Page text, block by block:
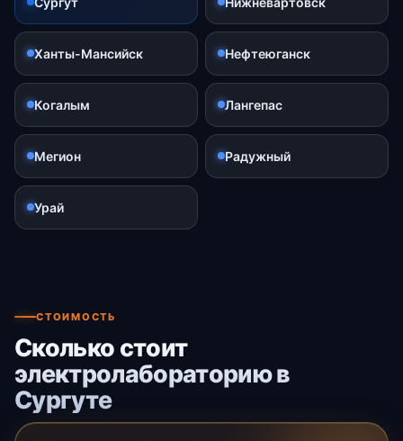
Ханты-Мансийск Нефтеюганск
Когалым Лангепас
Мегион Радужный
Урай
СТОИМОСТЬ
Сколько стоит
электролабораторию в
Сургуте